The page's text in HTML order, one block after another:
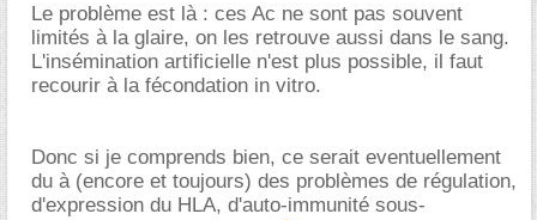
Le problème est là : ces Ac ne sont pas souvent
limités à la glaire, on les retrouve aussi dans le sang.
L'insémination artificielle n'est plus possible, il faut
recourir à la fécondation in vitro.
Donc si je comprends bien, ce serait eventuellement
du à (encore et toujours) des problèmes de régulation,
d'expression du HLA, d'auto-immunité sous-